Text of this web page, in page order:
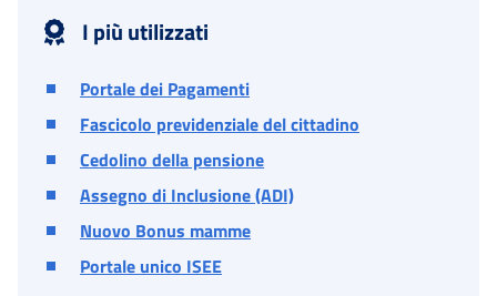
I più utilizzati
Portale dei Pagamenti
Fascicolo previdenziale del cittadino
Cedolino della pensione
Assegno di Inclusione (ADI)
Nuovo Bonus mamme
Portale unico ISEE